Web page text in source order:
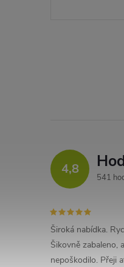
4,8
541
Široká nabídka.
Šikovně zabaleno,
nepoškodilo. Přeji